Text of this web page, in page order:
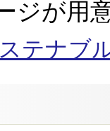
ジが用
テナブ